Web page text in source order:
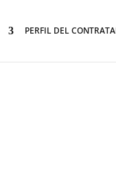
PERFIL DEL